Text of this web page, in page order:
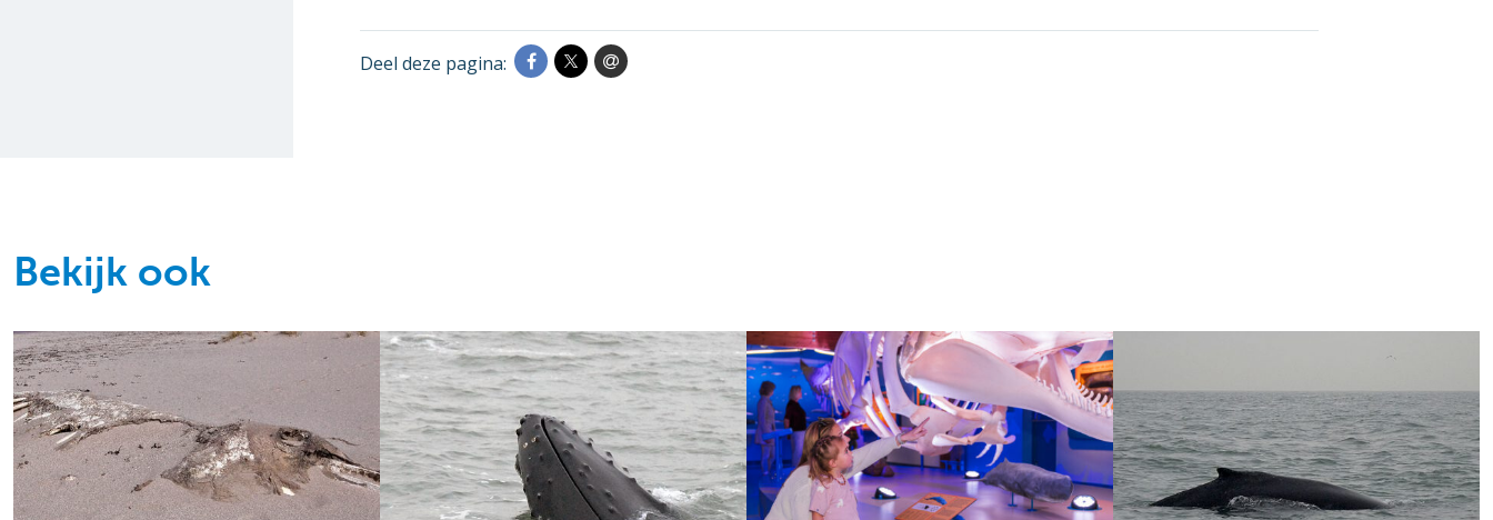
Deel deze pagina:
Bekijk ook